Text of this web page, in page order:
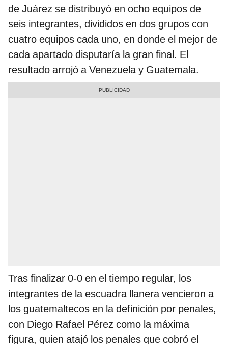
de Juárez se distribuyó en ocho equipos de
seis integrantes, divididos en dos grupos con
cuatro equipos cada uno, en donde el mejor de
cada apartado disputaría la gran final. El
resultado arrojó a Venezuela y Guatemala.
Tras finalizar 0-0 en el tiempo regular, los
integrantes de la escuadra llanera vencieron a
los guatemaltecos en la definición por penales,
con Diego Rafael Pérez como la máxima
figura, quien atajó los penales que cobró el